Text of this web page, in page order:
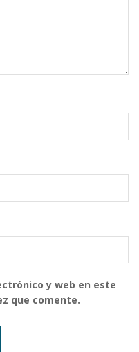
y web en este
que comente.